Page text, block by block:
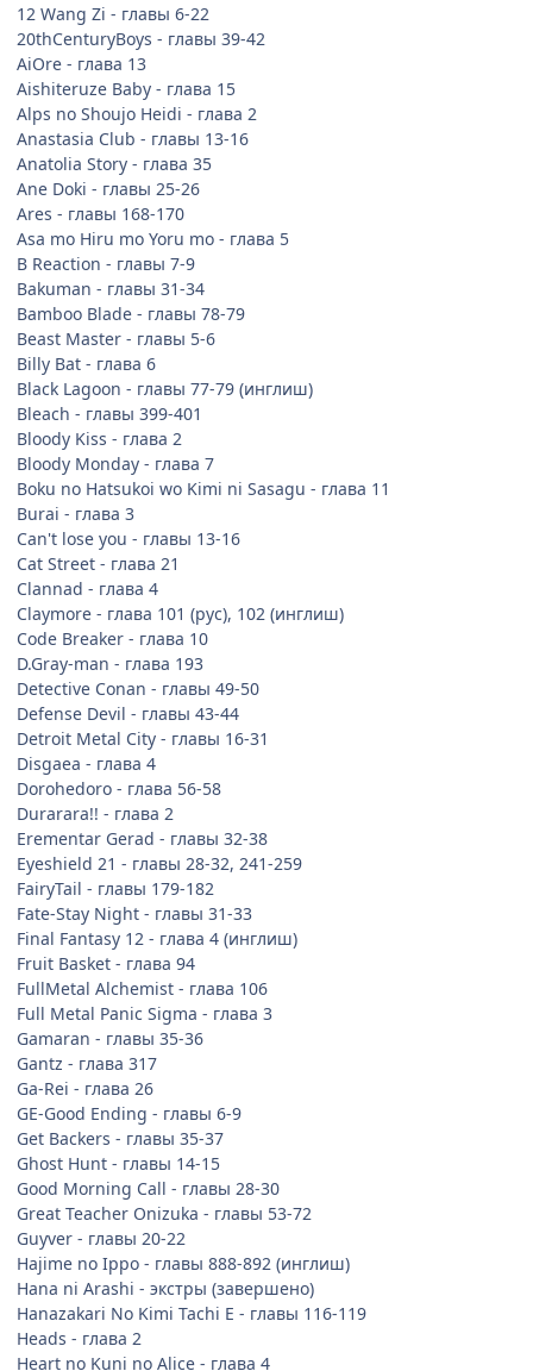
Azumanga - глава 25
Bakuman - главы 8-9
Bamboo Blade - глава 53
Black Lagoon - главы 65-66 (инглиш)
Bleach - глава 345
Boys and Girl - глава 3
Cat Street - глава 10
Cherry Love - глава 3
Claudine! - глава 3
Deadman WonderLand - глава 6
Detective Conan - главы 9-10
Dorohedoro - главы 31-33
Doubt - глава 11
Dragon Quest Adventure of Dai - глава 274 (инглиш)
Eureka 7 - главы 8-11
Eyeshield 21 - глава 317 (инглиш)
FairyTail - глава 122 (инглиш)
FullMetal Alchemist - глава 92 (инглиш)
Gekka no Kimi - глава 10
Georgie - главы 30-32
Girl Friends - глава 18
Good Morning Call - глава 9
Hajime no Ippo - глава 842 (инглиш)
Hanazakari No Kimi Tachi E - главы 86-87
Haou Airen - глава 33
Hello Michael - главы 6-9
Higurashi no Naku Koro ni - Watanagashi - глава 3
Honey and Clover - глава 11
Hyakko - глава 3
Katekyo Hitman Reborn! - глава 21
Kimi Sae Mo Ai no Kusari - глава 4
Kurozuka - глава 5
Kusuriyubi Hime - глава 5 (
Lady Masquerade - глава 13
Love Hina - главы 92-93
Love SOS - глава 4
Lucky Star - главы 10-11
Magical JxR - глава 6
Majin Tantei Nougami Neuro - глава 5
Mieru Hito - глава 26
Monster Hunter Orage - главы 10-11 (инглиш)
Naruto - глава 435
OnePiece - глава 76, 127, 155-160, 187, 370-371, 532
Ouran Koukou Host Club - глава 24
Peach Girl - глава 67
Psyren - глава 5
Rosario to Vampire - спешал
Saint Oniisan - глава 2
Shingetsutan Tsukihime - главы 17-20
Shirley - главы 1-2
Skyhigh Shinshou - глава 2
Soul Eater - глава 58 (инглиш)
Strongest Disciple Kenichi - главы 183 (рус), 324 (инглиш)
Tengen Toppa Gurren Lagann - глава 7
The Wedding in White - главы 3-4
12 Wang Zi - главы 6-22
20thCenturyBoys - главы 39-42
AiOre - глава 13
Aishiteruze Baby - глава 15
Alps no Shoujo Heidi - глава 2
Anastasia Club - главы 13-16
Anatolia Story - глава 35
Ane Doki - главы 25-26
Ares - главы 168-170
Asa mo Hiru mo Yoru mo - глава 5
B Reaction - главы 7-9
Bakuman - главы 31-34
Bamboo Blade - главы 78-79
Beast Master - главы 5-6
Billy Bat - глава 6
Black Lagoon - главы 77-79 (инглиш)
Bleach - главы 399-401
Bloody Kiss - глава 2
Bloody Monday - глава 7
Boku no Hatsukoi wo Kimi ni Sasagu - глава 11
Burai - глава 3
Can't lose you - главы 13-16
Cat Street - глава 21
Clannad - глава 4
Claymore - глава 101 (рус), 102 (инглиш)
Code Breaker - глава 10
D.Gray-man - глава 193
Detective Conan - главы 49-50
Defense Devil - главы 43-44
Detroit Metal City - главы 16-31
Disgaea - глава 4
Dorohedoro - глава 56-58
Durarara!! - глава 2
Erementar Gerad - главы 32-38
Eyeshield 21 - главы 28-32, 241-259
FairyTail - главы 179-182
Fate-Stay Night - главы 31-33
Final Fantasy 12 - глава 4 (инглиш)
Fruit Basket - глава 94
FullMetal Alchemist - глава 106
Full Metal Panic Sigma - глава 3
Gamaran - главы 35-36
Gantz - глава 317
Ga-Rei - глава 26
GE-Good Ending - главы 6-9
Get Backers - главы 35-37
Ghost Hunt - главы 14-15
Good Morning Call - главы 28-30
Great Teacher Onizuka - главы 53-72
Guyver - главы 20-22
Hajime no Ippo - главы 888-892 (инглиш)
Hana ni Arashi - экстры (завершено)
Hanazakari No Kimi Tachi E - главы 116-119
Heads - глава 2
Heart no Kuni no Alice - глава 4